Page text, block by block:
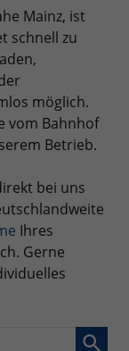
Mainz, ist
schnell zu
möglich.
vom Bahnhof
Betrieb.
bei uns
Ihres
Gerne